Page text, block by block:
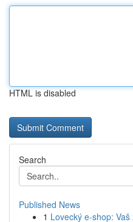
HTML is disabled
Search
Published News
1 Lovecký e-shop: